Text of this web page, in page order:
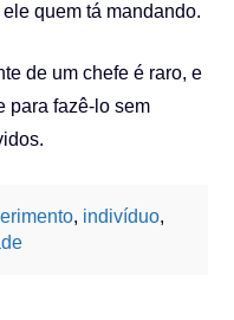
quem tá mandando.
de um chefe é raro, e
para fazê-lo sem
, indivíduo,